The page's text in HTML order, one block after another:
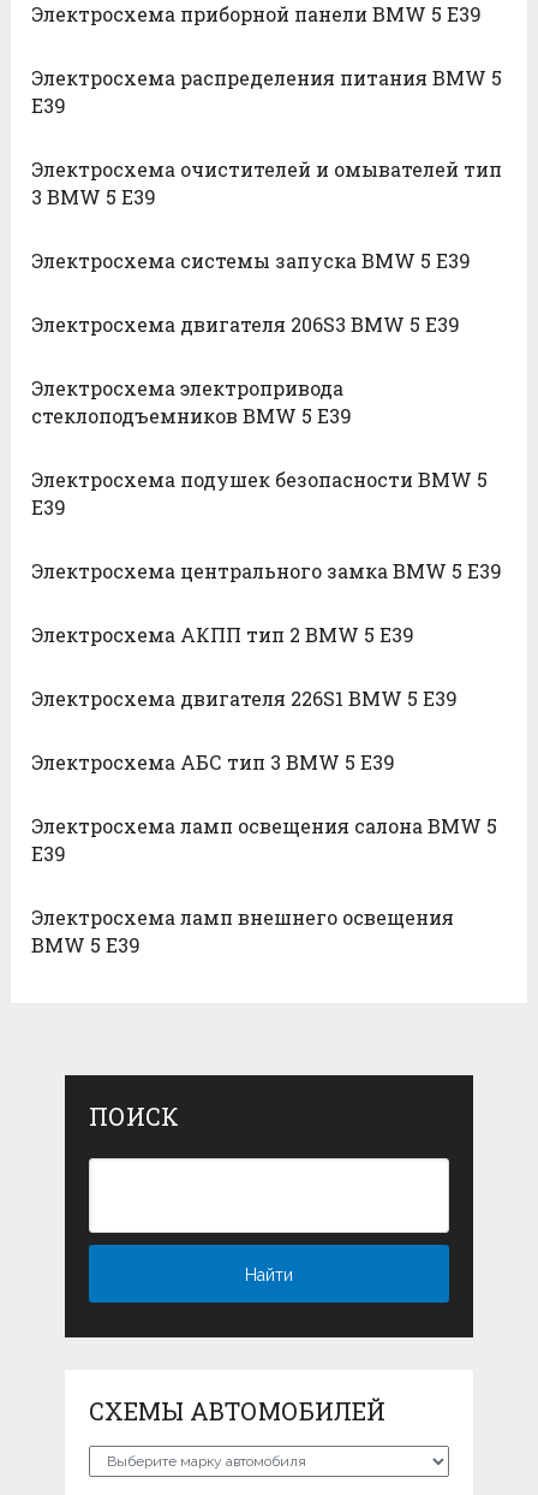
Электросхема приборной панели BMW 5 E39
Электросхема распределения питания BMW 5
E39
Электросхема очистителей и омывателей тип
3 BMW 5 E39
Электросхема системы запуска BMW 5 E39
Электросхема двигателя 206S3 BMW 5 E39
Электросхема электропривода
стеклоподъемников BMW 5 E39
Электросхема подушек безопасности BMW 5
E39
Электросхема центрального замка BMW 5 E39
Электросхема АКПП тип 2 BMW 5 E39
Электросхема двигателя 226S1 BMW 5 E39
Электросхема АБС тип 3 BMW 5 E39
Электросхема ламп освещения салона BMW 5
E39
Электросхема ламп внешнего освещения
BMW 5 E39
ПОИСК
СХЕМЫ АВТОМОБИЛЕЙ
Схемы